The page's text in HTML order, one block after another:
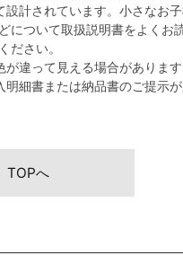
計されています。小さなお
について取扱説明書をよくお
ださい。
違って見える場合があります
細書または納品書のご提示が
TOPへ